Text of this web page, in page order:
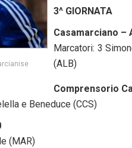
3^ GIORNATA
Casamarciano –
Marcatori: 3
(ALB)
Comprensorio
e Beneduce (CCS)
(MAR)